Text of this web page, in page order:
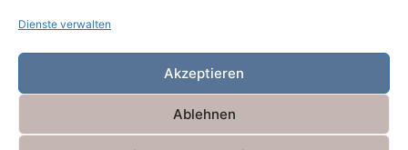
Dienste verwalten
Akzeptieren
Ablehnen